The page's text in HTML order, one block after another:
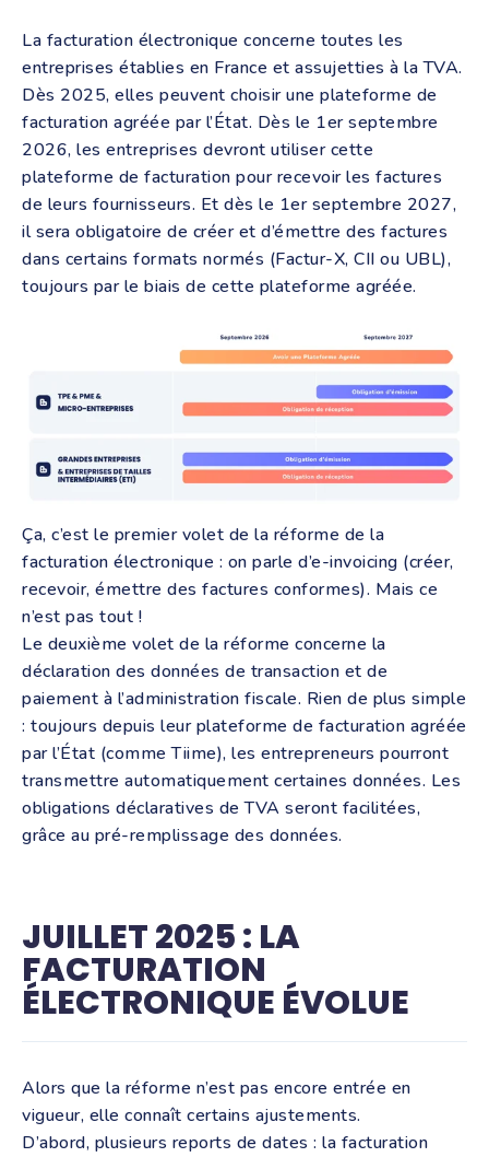
La facturation électronique concerne toutes les
entreprises établies en France et assujetties à la TVA.
Dès 2025, elles peuvent choisir une plateforme de
facturation agréée par l’État. Dès le 1er septembre
2026, les entreprises devront utiliser cette
plateforme de facturation pour recevoir les factures
de leurs fournisseurs. Et dès le 1er septembre 2027,
il sera obligatoire de créer et d’émettre des factures
dans certains formats normés (Factur-X, CII ou UBL),
toujours par le biais de cette plateforme agréée.
Ça, c’est le premier volet de la réforme de la
facturation électronique : on parle d’e-invoicing (créer,
recevoir, émettre des factures conformes). Mais ce
n’est pas tout !
Le deuxième volet de la réforme concerne la
déclaration des données de transaction et de
paiement à l’administration fiscale. Rien de plus simple
: toujours depuis leur plateforme de facturation agréée
par l’État (comme Tiime), les entrepreneurs pourront
transmettre automatiquement certaines données. Les
obligations déclaratives de TVA seront facilitées,
grâce au pré-remplissage des données.
JUILLET 2025 : LA
FACTURATION
ÉLECTRONIQUE ÉVOLUE
Alors que la réforme n’est pas encore entrée en
vigueur, elle connaît certains ajustements.
D’abord, plusieurs reports de dates : la facturation